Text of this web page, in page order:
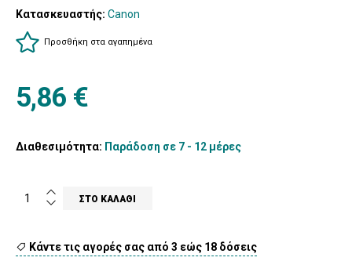
Κατασκευαστής: Canon
Προσθήκη στα αγαπημένα
5,86 €
Διαθεσιμότητα: Παράδοση σε 7 - 12 μέρες
Κάντε τις αγορές σας από 3 εώς 18 δόσεις